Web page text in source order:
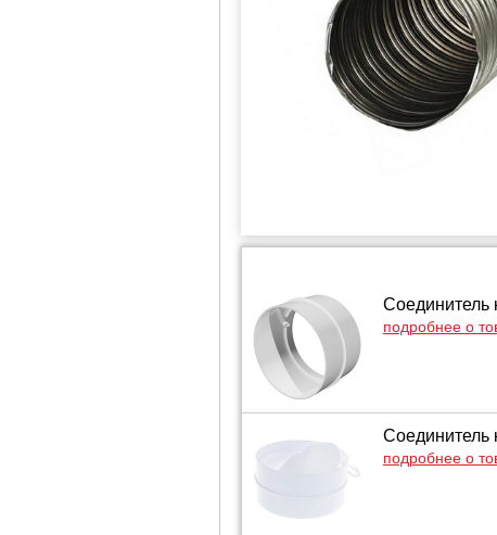
Соединитель
подробнее о
Соединитель
подробнее о